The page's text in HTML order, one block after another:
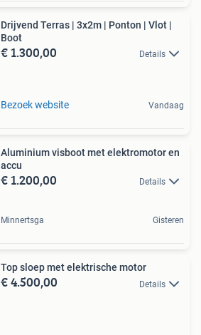
Drijvend Terras | 3x2m | Ponton | Vlot |
Boot
€ 1.300,00 Details
Bezoek website Vandaag
Aluminium visboot met elektromotor en
accu
€ 1.200,00 Details
Minnertsga Gisteren
Top sloep met elektrische motor
€ 4.500,00 Details